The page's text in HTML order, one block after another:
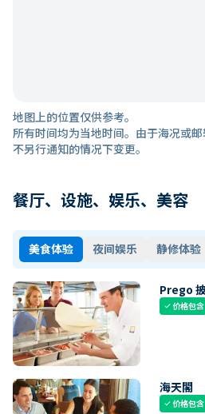
地图上的位置仅供参考。
所有时间均为当地时间。由于海况或
不另行通知的情况下变更。
餐厅、设施、娱乐、美容
美食体验 夜间娱乐 静修体验
Prego
check价格包含
海天閣
check价格包含